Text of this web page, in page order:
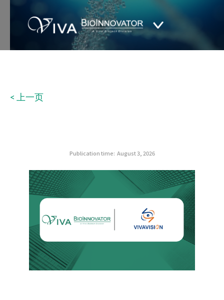
< 上一页
Publication time: August 3, 2026